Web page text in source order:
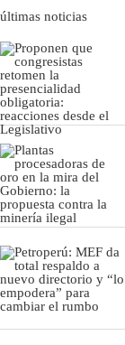
últimas noticias